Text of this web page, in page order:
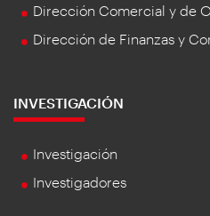
Dirección Comercial y de
Dirección de Finanzas y
INVESTIGACIÓN
Investigación
Investigadores